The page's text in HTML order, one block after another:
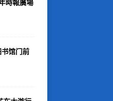
時報廣場
馆门前